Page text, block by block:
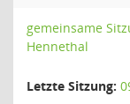
gemeinsame
Hennethal
Letzte Sitzung: